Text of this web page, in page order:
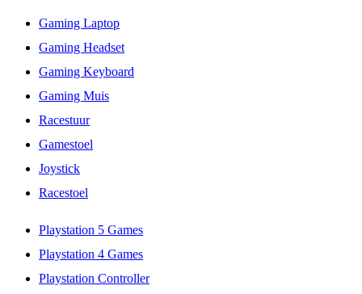
Gaming Laptop
Gaming Headset
Gaming Keyboard
Gaming Muis
Racestuur
Gamestoel
Joystick
Racestoel
Playstation 5 Games
Playstation 4 Games
Playstation Controller